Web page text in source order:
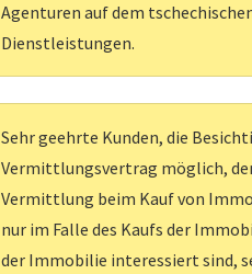
Agenturen auf dem
Dienstleistungen.
Sehr geehrte Kunden, die
Vermittlungsvertrag möglich,
Vermittlung beim Kauf von
nur im Falle des Kaufs der
der Immobilie interessiert sind,